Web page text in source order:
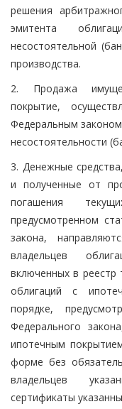
решения
эмитента
несостоятельной
производства.
2. Продажа
покрытие,
Федеральным
несостоятельности
3. Денежные
и полученные от
погашения
предусмотренном
закона,
владельцев
включенных в реестр
облигаций с
порядке,
Федерального
ипотечным
форме без
владельцев
сертификаты